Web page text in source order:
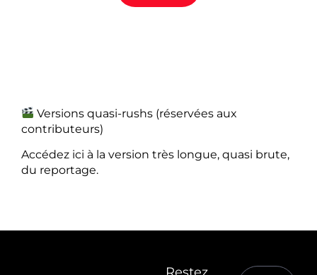
Versions quasi-rushs (réservées aux
contributeurs)
Accédez ici à la version très longue, quasi brute,
du reportage.